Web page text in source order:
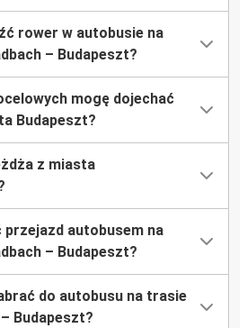
rower w autobusie na
– Budapeszt?
mogę dojechać
Budapeszt?
z miasta
autobusem na
– Budapeszt?
do autobusu na trasie
Budapeszt?